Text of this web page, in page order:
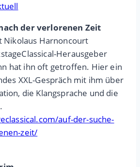
der verlorenen Zeit
Nikolaus Harnoncourt
Herausgeber
hat ihn oft getroffen. Hier ein
XXL-Gespräch mit ihm über
die Klangsprache und die
auf-der-suche-
zeit/